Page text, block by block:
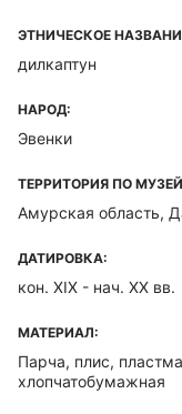
ЭТНИЧЕСКОЕ
дилкаптун
НАРОД:
Эвенки
ТЕРРИТОРИЯ ПО
Амурская область,
ДАТИРОВКА:
кон. XIX - нач. XX вв.
МАТЕРИАЛ:
Парча, плис,
хлопчатобумажная